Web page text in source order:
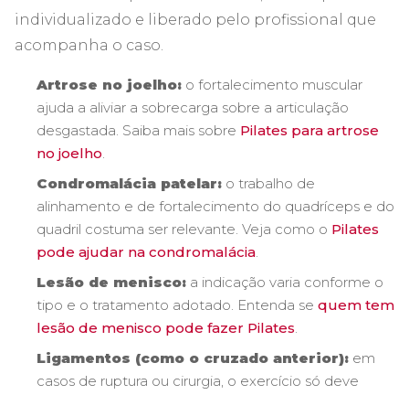
individualizado e liberado pelo profissional que
acompanha o caso.
Artrose no joelho: o fortalecimento muscular
ajuda a aliviar a sobrecarga sobre a articulação
desgastada. Saiba mais sobre Pilates para artrose
no joelho.
Condromalácia patelar: o trabalho de
alinhamento e de fortalecimento do quadríceps e do
quadril costuma ser relevante. Veja como o Pilates
pode ajudar na condromalácia.
Lesão de menisco: a indicação varia conforme o
tipo e o tratamento adotado. Entenda se quem tem
lesão de menisco pode fazer Pilates.
Ligamentos (como o cruzado anterior): em
casos de ruptura ou cirurgia, o exercício só deve